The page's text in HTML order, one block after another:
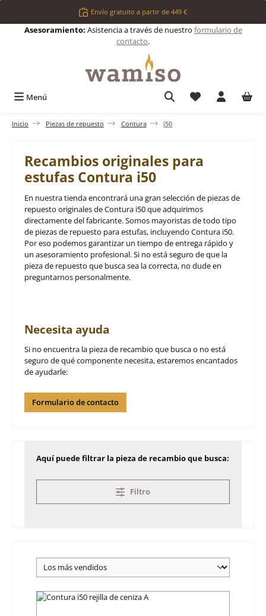
Saltar al contenido principalEnvío gratuito a partir de 449 €
Asesoramiento: Asistencia a través de nuestro formulario de
contacto.
Menú Tienes 0
Inicio Piezas de repuesto Contura i50
Recambios originales para
estufas Contura i50
En nuestra tienda encontrará una gran selección de piezas de
repuesto originales de Contura i50 que adquirimos
directamente del fabricante. Somos mayoristas de todo tipo
de piezas de repuesto para estufas, incluyendo Contura i50.
Por eso podemos garantizar un tiempo de entrega rápido y
un asesoramiento profesional. Si no está seguro de que la
pieza de repuesto que busca sea la correcta, no dude en
preguntarnos personalmente.
Necesita ayuda
Si no encuentra la pieza de recambio que busca o no está
seguro de qué componente necesita, estaremos encantados
de ayudarle:
Formulario de contacto
Aquí puede filtrar la pieza de recambio que busca:
Filtro